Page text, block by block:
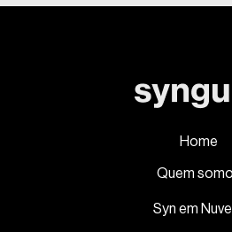
Home
Quem
Syn em